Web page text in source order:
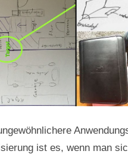
ist es, wenn man